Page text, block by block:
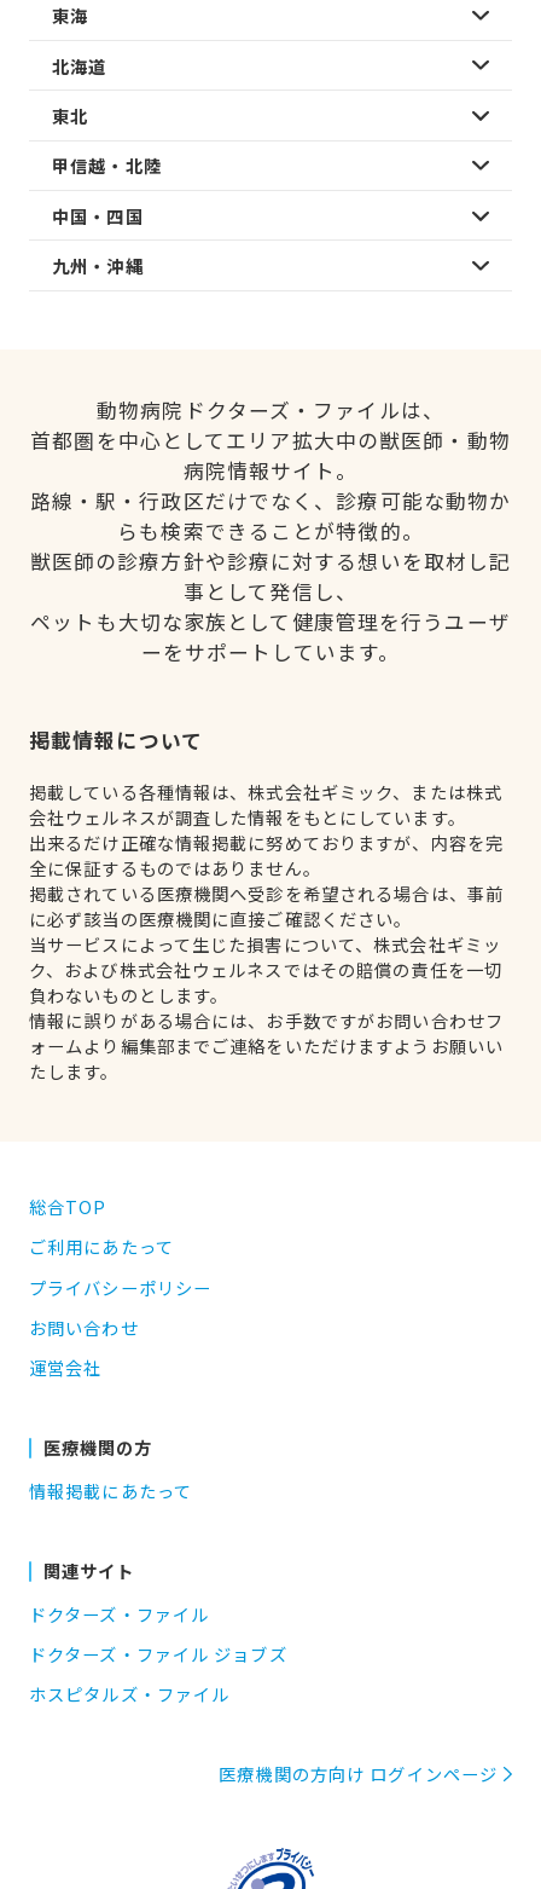
東海
北海道
東北
甲信越・北陸
中国・四国
九州・沖縄
動物病院ドクターズ・ファイルは、
首都圏を中心としてエリア拡大中の獣医師・動物
病院情報サイト。
路線・駅・行政区だけでなく、診療可能な動物か
らも検索できることが特徴的。
獣医師の診療方針や診療に対する想いを取材し記
事として発信し、
ペットも大切な家族として健康管理を行うユーザ
ーをサポートしています。
掲載情報について
掲載している各種情報は、株式会社ギミック、または株式
会社ウェルネスが調査した情報をもとにしています。
出来るだけ正確な情報掲載に努めておりますが、内容を完
全に保証するものではありません。
掲載されている医療機関へ受診を希望される場合は、事前
に必ず該当の医療機関に直接ご確認ください。
当サービスによって生じた損害について、株式会社ギミッ
ク、および株式会社ウェルネスではその賠償の責任を一切
負わないものとします。
情報に誤りがある場合には、お手数ですがお問い合わせフ
ォームより編集部までご連絡をいただけますようお願いい
たします。
総合TOP
ご利用にあたって
プライバシーポリシー
お問い合わせ
運営会社
医療機関の方
情報掲載にあたって
関連サイト
ドクターズ・ファイル
ドクターズ・ファイル ジョブズ
ホスピタルズ・ファイル
医療機関の方向け ログインページ